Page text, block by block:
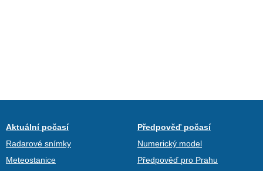
Aktuální počasí
Radarové snímky
Meteostanice
Předpověď počasí
Numerický model
Předpověď pro Prahu